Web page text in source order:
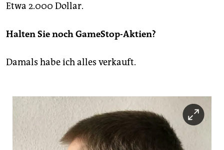
Etwa 2.000 Dollar.
Halten Sie noch GameStop-Aktien?
Damals habe ich alles verkauft.